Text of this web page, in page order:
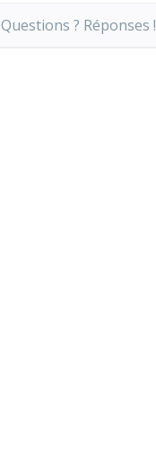
Questions ? Réponses !